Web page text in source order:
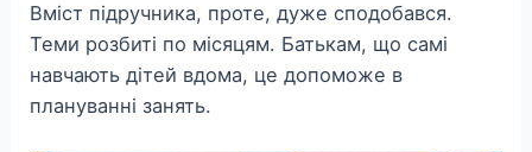
Вміст підручника, проте, дуже сподобався.
Теми розбиті по місяцям. Батькам, що самі
навчають дітей вдома, це допоможе в
плануванні занять.